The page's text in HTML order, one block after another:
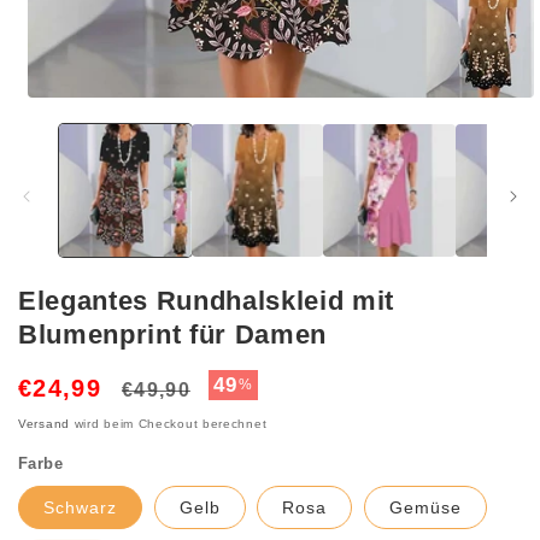
Modal
Elegantes Rundhalskleid mit
Blumenprint für Damen
€24,99
Normaler
€49,90 Verkaufspreis
49%
Versand wird beim Checkout berechnet
Farbe
Schwarz Gelb Rosa Gemüse